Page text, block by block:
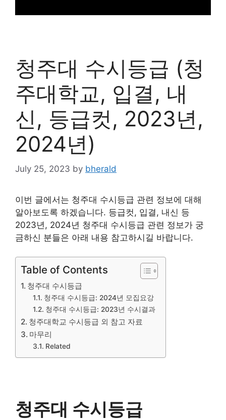
청주대 수시등급 (청
주대학교, 입결, 내
신, 등급컷, 2023년,
2024년)
July 25, 2023 by bherald
이번 글에서는 청주대 수시등급 관련 정보에 대해
알아보도록 하겠습니다. 등급컷, 입결, 내신 등
2023년, 2024년 청주대 수시등급 관련 정보가 궁
금하신 분들은 아래 내용 참고하시길 바랍니다.
Table of Contents
청주대 수시등급
청주대 수시등급: 2024년 모집요강
청주대 수시등급: 2023년 수시결과
청주대학교 수시등급 외 참고 자료
마무리
Related
청주대 수시등급